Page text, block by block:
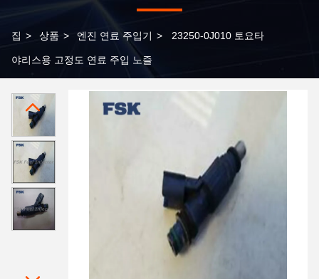
집 > 상품 > 엔진 연료 주입기 > 23250-0J010 토요타
야리스용 고정도 연료 주입 노즐